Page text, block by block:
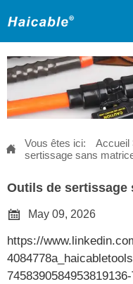
 Vous êtes ici: Accueil
sertissage sans
Outils de sertissage

May 09, 2026
https://